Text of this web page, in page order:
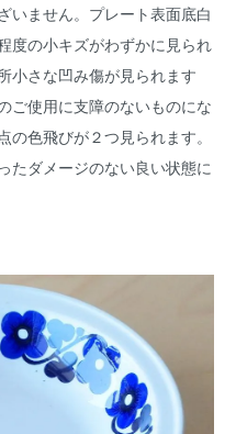
いません。プレート表面底白
度の小キズがわずかに見られ
小さな凹み傷が見られます
ご使用に支障のないものにな
色飛びが２つ見られます。
たダメージのない良い状態に